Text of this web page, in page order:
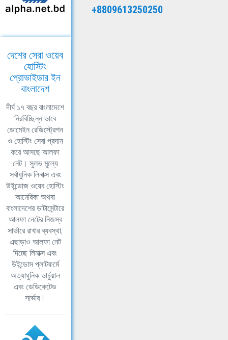
+8809613250250
দেশের সেরা ওয়েব
হোস্টিং
প্রোভাইডার ইন
বাংলাদেশ
দীর্ঘ ১৭ বছর বাংলাদেশে
নিরবিচ্ছিন্ন ভাবে
ডোমেইন রেজিস্ট্রেশন
ও হোস্টিং সেবা প্রদান
করে আসছে আলফা
নেট। সুলভ মূল্যে
সর্বাধুনিক লিনাক্স এবং
উইন্ডোজ ওয়েব হোস্টিং
আমেরিকা অথবা
বাংলাদেশের ডাটাসেন্টারে
আলফা নেটের নিজস্ব
সার্ভারে রাখার ব্যবস্থা,
এছাড়াও আলফা নেট
দিচ্ছে লিনাক্স এবং
উইন্ডোস প্লাটফর্মে
অত্যাধুনিক ভার্চুয়াল
এবং ডেডিকেটেড
সার্ভার।